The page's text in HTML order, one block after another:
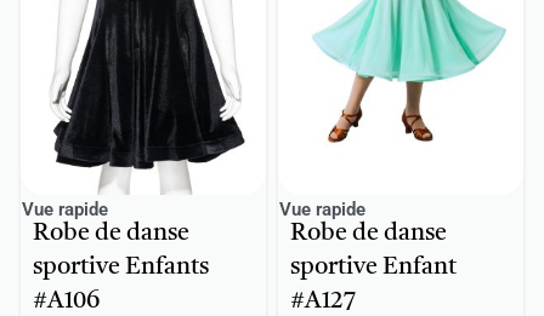
Vue rapide
Robe de danse
sportive Enfants
#A106
Vue rapide
Robe de danse
sportive Enfant
#A127